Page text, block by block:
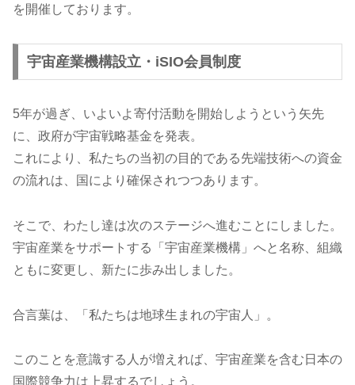
2024年7月 大野琢也氏が顧問に就任
2024年4月 一般社団法人の名称を「宇宙産業機構」に変更
2023年12月
2020年9月 「気づくセミナー 宇宙大学」開始
2019年3月 「一般社団法人 生きた証寄付・遺贈基金」設立
を開催しております。
宇宙産業機構設立・iSIO会員制度
5年が過ぎ、いよいよ寄付活動を開始しようという矢先
に、政府が宇宙戦略基金を発表。
これにより、私たちの当初の目的である先端技術への資金
の流れは、国により確保されつつあります。
そこで、わたし達は次のステージへ進むことにしました。
宇宙産業をサポートする「宇宙産業機構」へと名称、組織
ともに変更し、新たに歩み出しました。
合言葉は、「私たちは地球生まれの宇宙人」。
このことを意識する人が増えれば、宇宙産業を含む日本の
国際競争力は上昇するでしょう。